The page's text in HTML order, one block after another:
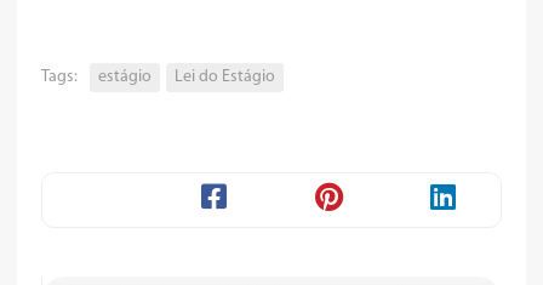
Tags: estágio Lei do Estágio